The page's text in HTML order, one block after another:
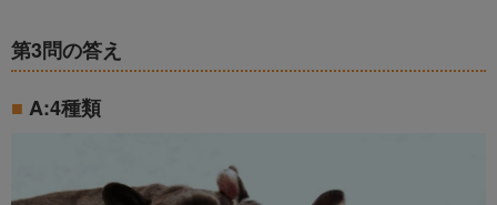
第3問の答え
A:4種類